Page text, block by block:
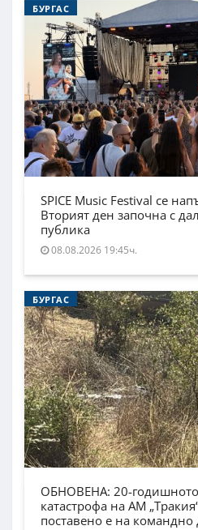
БУРГАС
SPICE Music Festival се
Вторият ден започна с
публика
08.08.2026 19:45ч.
БУРГАС
ОБНОВЕНА: 20-
катастрофа на АМ
поставено е на